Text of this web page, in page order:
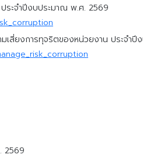
ประจำปีงบประมาณ พ.ศ. 2569
เสี่ยงการทุจริตของหน่วยงาน ประจำ
2569